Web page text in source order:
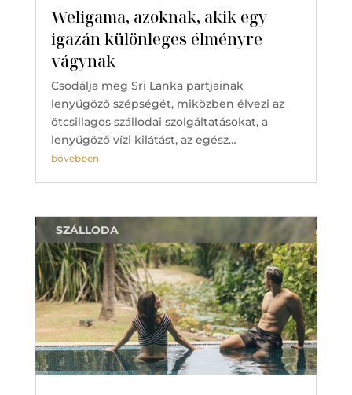
Weligama, azoknak, akik egy
igazán különleges élményre
vágynak
Csodálja meg Sri Lanka partjainak
lenyűgöző szépségét, miközben élvezi az
ötcsillagos szállodai szolgáltatásokat, a
lenyűgöző vízi kilátást, az egész…
bővebben
SZÁLLODA